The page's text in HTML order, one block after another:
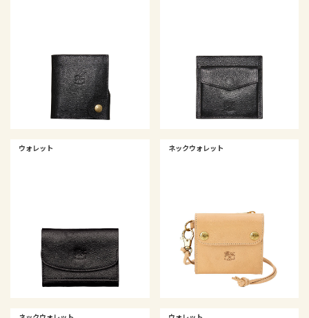
ウォレット ネックウォレット